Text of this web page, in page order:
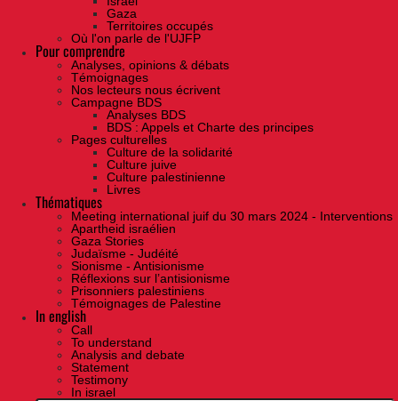
Gaza
Territoires occupés
Où l'on parle de l'UJFP
Pour comprendre
Analyses, opinions & débats
Témoignages
Nos lecteurs nous écrivent
Campagne BDS
Analyses BDS
BDS : Appels et Charte des principes
Pages culturelles
Culture de la solidarité
Culture juive
Culture palestinienne
Livres
Thématiques
Meeting international juif du 30 mars 2024 - Interventions
Apartheid israélien
Gaza Stories
Judaïsme - Judéité
Sionisme - Antisionisme
Réflexions sur l’antisionisme
Prisonniers palestiniens
Témoignages de Palestine
In english
Call
To understand
Analysis and debate
Statement
Testimony
In israel